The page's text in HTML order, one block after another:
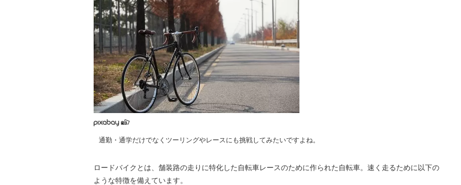
通勤・通学だけでなくツーリングやレースにも挑戦してみたいですよね。
ロードバイクとは、舗装路の走りに特化した自転車レースのために作られた自転車。速く走るために以下の
ような特徴を備えています。